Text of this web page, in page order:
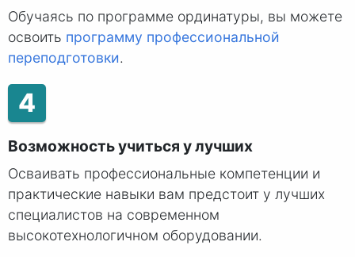
Обучаясь по программе ординатуры, вы можете
освоить программу профессиональной
переподготовки.
4
Возможность учиться у лучших
Осваивать профессиональные компетенции и
практические навыки вам предстоит у лучших
специалистов на современном
высокотехнологичном оборудовании.